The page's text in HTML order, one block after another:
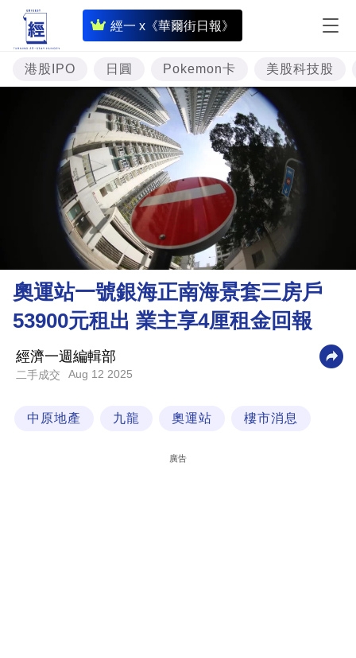
經一 x《華爾街日報》
即
時
財
經
專
題
投
資
樓
市
理
財
商
業
科
港股IPO 日圓 Pokemon卡 美股科技股
奧運站一號銀海正南海景套三房戶
53900元租出 業主享4厘租金回報
經濟一週編輯部
二手成交 Aug 12 2025
中原地產 九龍 奧運站 樓市消息
廣告